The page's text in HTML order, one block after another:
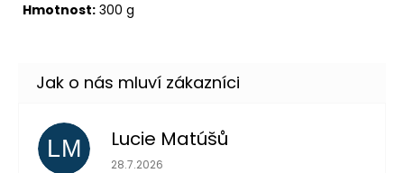
Hmotnost: 300 g
LM Lucie Matúšů
Hodnocení obchodu je 5 z 5 hvězdiček.
28.7.2026